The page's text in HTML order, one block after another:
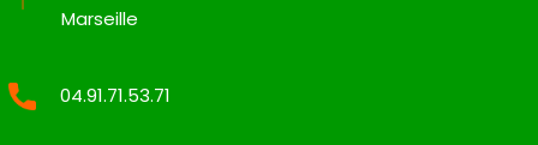
Marseille
04.91.71.53.71